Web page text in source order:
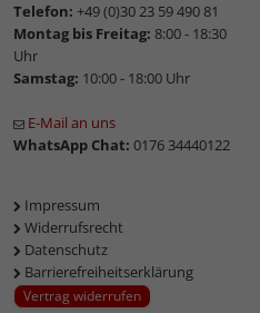
Telefon: +49 (0)30 23 59 490 81
Montag bis Freitag: 8:00 - 18:30
Uhr
Samstag: 10:00 - 18:00 Uhr
E-Mail an uns
WhatsApp Chat: 0176 34440122
Impressum
Widerrufsrecht
Datenschutz
Barrierefreiheitserklärung
Vertrag widerrufen